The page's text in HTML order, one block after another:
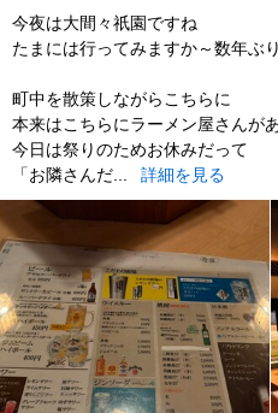
今夜は大間々祇園ですね
たまには行ってみますか～数年ぶ
町中を散策しながらこちらに
本来はこちらにラーメン屋さんが
今日は祭りのためお休みだって
「お隣さんだ...
詳細を見る